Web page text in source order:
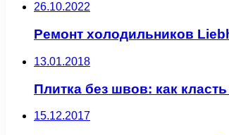
26.10.2022
Ремонт холодильников
13.01.2018
Плитка без швов: как
15.12.2017